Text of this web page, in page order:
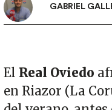
GABRIEL
El Real Oviedo
en Riazor (La